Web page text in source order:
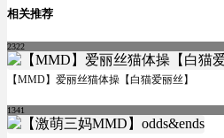
相关推荐
2322
【MMD】爱丽丝猫体操【白猫爱丽丝】
1341